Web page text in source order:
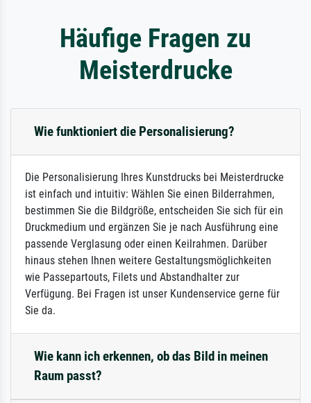
Häufige Fragen zu
Meisterdrucke
Wie funktioniert die Personalisierung?
Die Personalisierung Ihres Kunstdrucks bei Meisterdrucke
ist einfach und intuitiv: Wählen Sie einen Bilderrahmen,
bestimmen Sie die Bildgröße, entscheiden Sie sich für ein
Druckmedium und ergänzen Sie je nach Ausführung eine
passende Verglasung oder einen Keilrahmen. Darüber
hinaus stehen Ihnen weitere Gestaltungsmöglichkeiten
wie Passepartouts, Filets und Abstandhalter zur
Verfügung. Bei Fragen ist unser Kundenservice gerne für
Sie da.
Wie kann ich erkennen, ob das Bild in meinen
Raum passt?